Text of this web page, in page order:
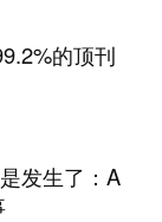
的顶刊
发生了：A